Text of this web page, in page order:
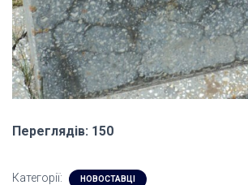
Переглядів: 150
Категорії: НОВОСТАВЦІ